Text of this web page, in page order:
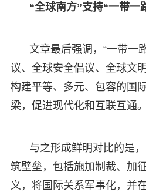
“全球南方”支持“一带一
文章最后强调，“一带一
议、全球安全倡议、全球文
构建平等、多元、包容的国
梁，促进现代化和互联互通。
与之形成鲜明对比的是
筑壁垒，包括施加制裁、加
义，将国际关系军事化，并